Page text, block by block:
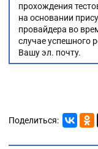
прохождения
на основании
провайдера во
случае успешного
Вашу эл. почту.
Поделиться: